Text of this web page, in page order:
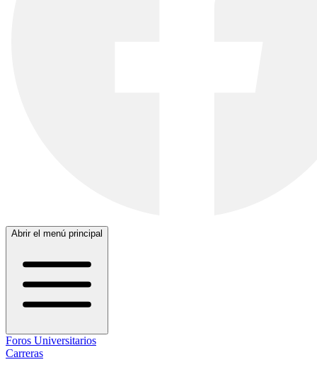
Abrir el menú principal
Foros Universitarios
Carreras